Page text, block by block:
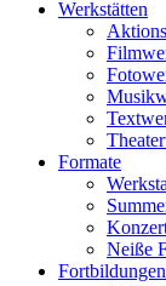
Werkstätten
Formate
Neiße
Fortbildungen